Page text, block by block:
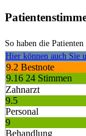
So haben die
Hier können auch Sie
9.2 Bestnote
9.16 24 Stimmen
Zahnarzt
9.5
Personal
9
Behandlung